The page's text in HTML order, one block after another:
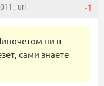
-1
, url
ни в
сами знаете